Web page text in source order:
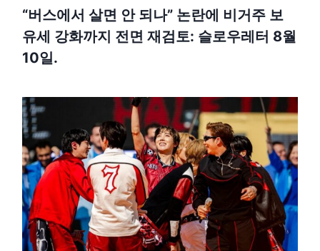
“버스에서 살면 안 되나” 논란에 비거주 보
유세 강화까지 전면 재검토: 슬로우레터 8월
10일.